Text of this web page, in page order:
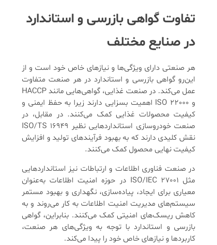
تفاوت‌ گواهی بازرسی و استاندارد
در صنایع مختلف
هر صنعتی دارای ویژگی‌ها و نیازهای خاص خود است و از
این‌رو گواهی بازرسی و استاندارد در هر صنعت متفاوت
عمل می‌کند. در صنعت غذایی، گواهی‌هایی مانند HACCP
و ISO 22000 اهمیت بسزایی دارند زیرا به حفظ ایمنی و
کیفیت محصولات غذایی کمک می‌کنند. در مقابل، در
صنعت خودروسازی استانداردهایی نظیر ISO/TS 16949
نقش کلیدی دارند که به بهبود فرآیندهای تولید و افزایش
کیفیت نهایی محصول کمک می‌کنند.
در صنعت فناوری اطلاعات و ارتباطات نیز استانداردهایی
مثل ISO/IEC 27001 در حوزه امنیت اطلاعات به‌عنوان
معیاری برای ایجاد، پیاده‌سازی، نگهداری و بهبود مستمر
سیستم‌های مدیریت امنیت اطلاعات به کار می‌روند و به
کاهش ریسک‌های امنیتی کمک می‌کنند. بنابراین، گواهی
بازرسی و استاندارد با توجه به ویژگی‌های هر صنعت،
کاربردها و نیازهای خاص خود را پیدا می‌کند.